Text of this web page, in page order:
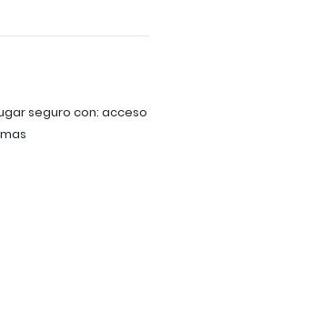
seguro con: acceso